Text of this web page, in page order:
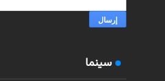
سينما